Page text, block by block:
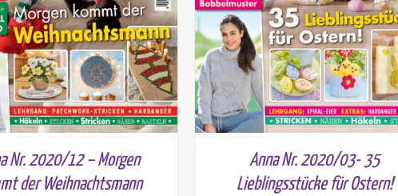
Nr. 2020/12 – Morgen
der Weihnachtsmann
Anna Nr. 2020/03- 35
Lieblingsstücke für Ostern!